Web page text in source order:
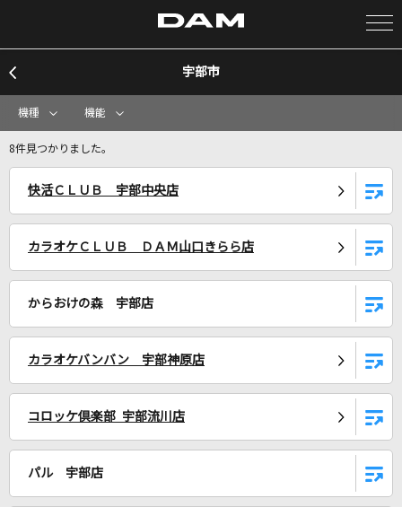
カラオケ検索
リアルタイムで歌われている曲の一覧
夜に駆ける
[生音]サイレント・イヴ
辛島美登里
宇部市
機種 機能
8件見つかりました。
快活ＣＬＵＢ 宇部中央店
カラオケＣＬＵＢ ＤＡＭ山口きらら店
からおけの森 宇部店
カラオケバンバン 宇部神原店
コロッケ倶楽部 宇部流川店
パル 宇部店